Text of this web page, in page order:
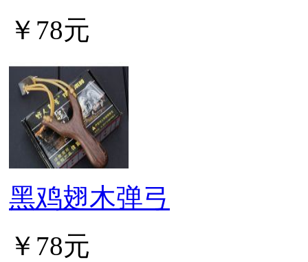
￥78元
黑鸡翅木弹弓
￥78元